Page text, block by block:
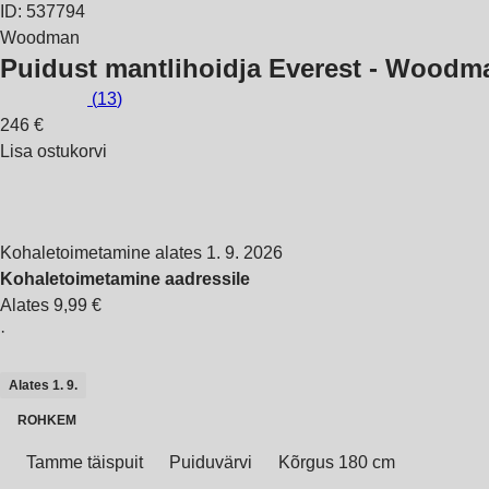
ID: 537794
Woodman
Puidust mantlihoidja Everest -
(13)
246 €
Lisa ostukorvi
Kohaletoimetamine alates 1. 9. 2026
Kohaletoimetamine aadressile
Alates 9,99 €
·
Alates 1. 9.
ROHKEM
Tamme täispuit Puiduvärvi Kõrgus 180 cm